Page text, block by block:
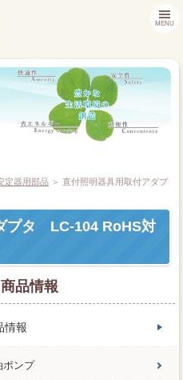
MENU
定器用部品 ＞ 直付照明器具用取付アダプ
プタ LC-104 RoHS対
商品情報
情報
ポンプ